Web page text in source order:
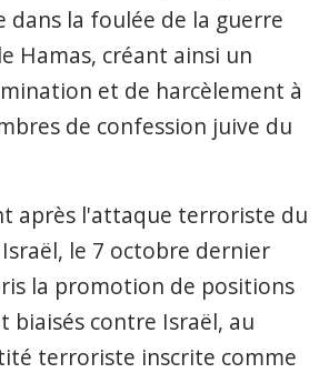
dans la foulée de la guerre
Hamas, créant ainsi un
et de harcèlement à
de confession juive du
après l'attaque terroriste du
le 7 octobre dernier
la promotion de positions
biaisés contre Israël, au
terroriste inscrite comme